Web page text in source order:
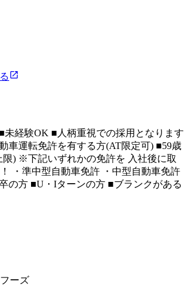
未経験OK ■人柄重視での採用となります
車運転免許を有する方(AT限定可) ■59歳
限) ※下記いずれかの免許を 入社後に取
・準中型自動車免許 ・中型自動車免許
の方 ■U・Iターンの方 ■ブランクがある
ーズ